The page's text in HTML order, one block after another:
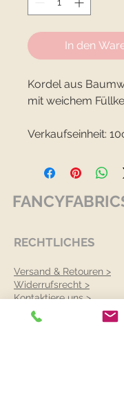
In den
Kordel aus
mit weichem
Verkaufseinheit:
RECHTLICHES
Versand & Retouren >
Widerrufsrecht >
Kontaktiere uns >
Über uns >
AGB >